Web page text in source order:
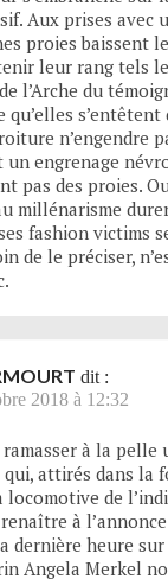
Aux prises avec
proies baissent
leur rang tels
l’Arche du
qu’elles s’entêtent
n’engendre
un engrenage
pas des proies.
millénarisme
fashion victims
de le préciser,
dit :
2018 à 12:32
à la pelle
attirés dans la
de
à l’annonce
dernière heure
Angela Merkel